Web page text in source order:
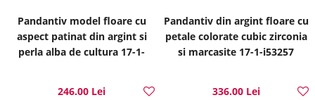
Pandantiv model floare cu
aspect patinat din argint si
perla alba de cultura 17-1-
246.00 Lei
Pandantiv din argint floare cu
petale colorate cubic zirconia
si marcasite 17-1-i53257
336.00 Lei